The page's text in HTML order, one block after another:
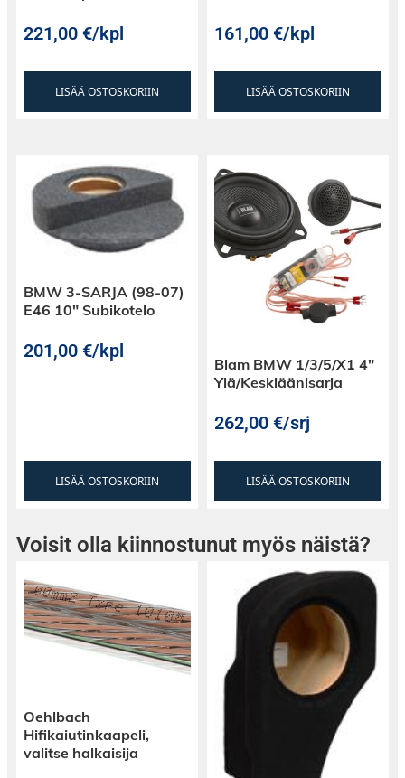
221,00€/kpl
LISÄÄ OSTOSKORIIN
161,00€/kpl
LISÄÄ OSTOSKORIIN
BMW 3-SARJA (98-07)
E46 10″ Subikotelo
201,00€/kpl
LISÄÄ OSTOSKORIIN
Blam BMW 1/3/5/X1 4″
Ylä/Keskiäänisarja
262,00€/srj
LISÄÄ OSTOSKORIIN
Voisit olla kiinnostunut myös näistä?
Oehlbach
Hifikaiutinkaapeli,
valitse halkaisija